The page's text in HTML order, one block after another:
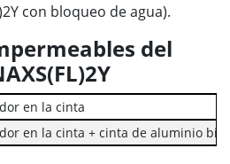
con bloqueo de agua).
del
en la cinta
en la cinta + cinta de aluminio